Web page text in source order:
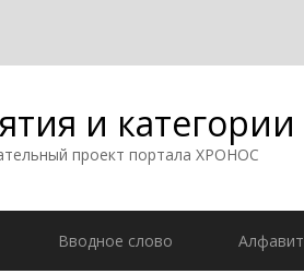
и категории
проект портала ХРОНОС
Вводное слово